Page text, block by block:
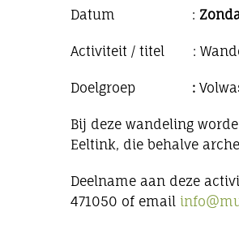
Datum :
Activiteit / titel :
Doelgroep:
Bij deze wandeling
Eeltink, die behalve
Deelname aan deze
471050 of email